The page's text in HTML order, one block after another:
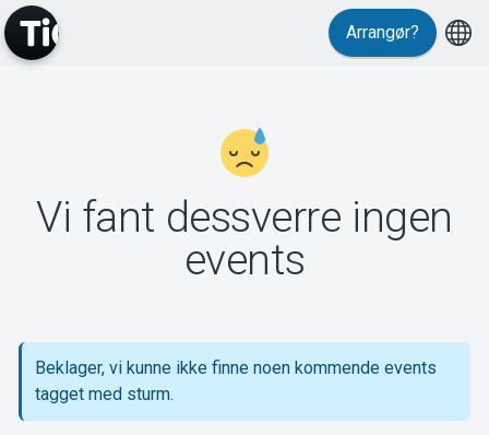
Support
Om Tickster
Arrangør?
Vi fant dessverre ingen
events
Beklager, vi kunne ikke finne noen kommende events
tagget med sturm.